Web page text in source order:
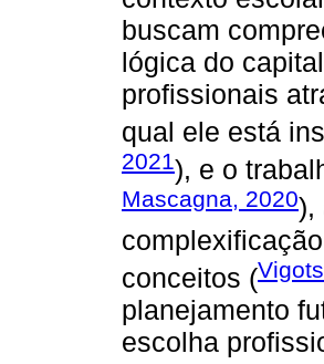
buscam
lógica do
profissionais
qual ele está
2021), e o
Mascagna, 2020),
conceitos (
planejamento
escolha